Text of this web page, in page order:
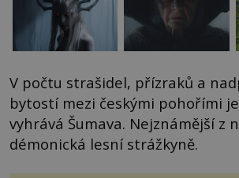
V počtu strašidel, přízraků a
bytostí mezi českými pohořími
vyhrává Šumava. Nejznámější z
démonická lesní strážkyně.